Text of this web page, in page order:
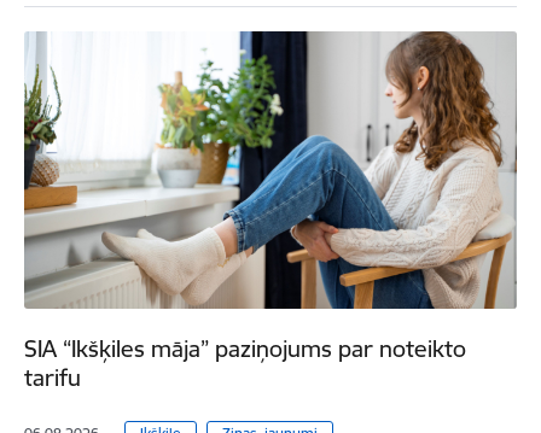
SIA “Ikšķiles māja” paziņojums par noteikto
tarifu